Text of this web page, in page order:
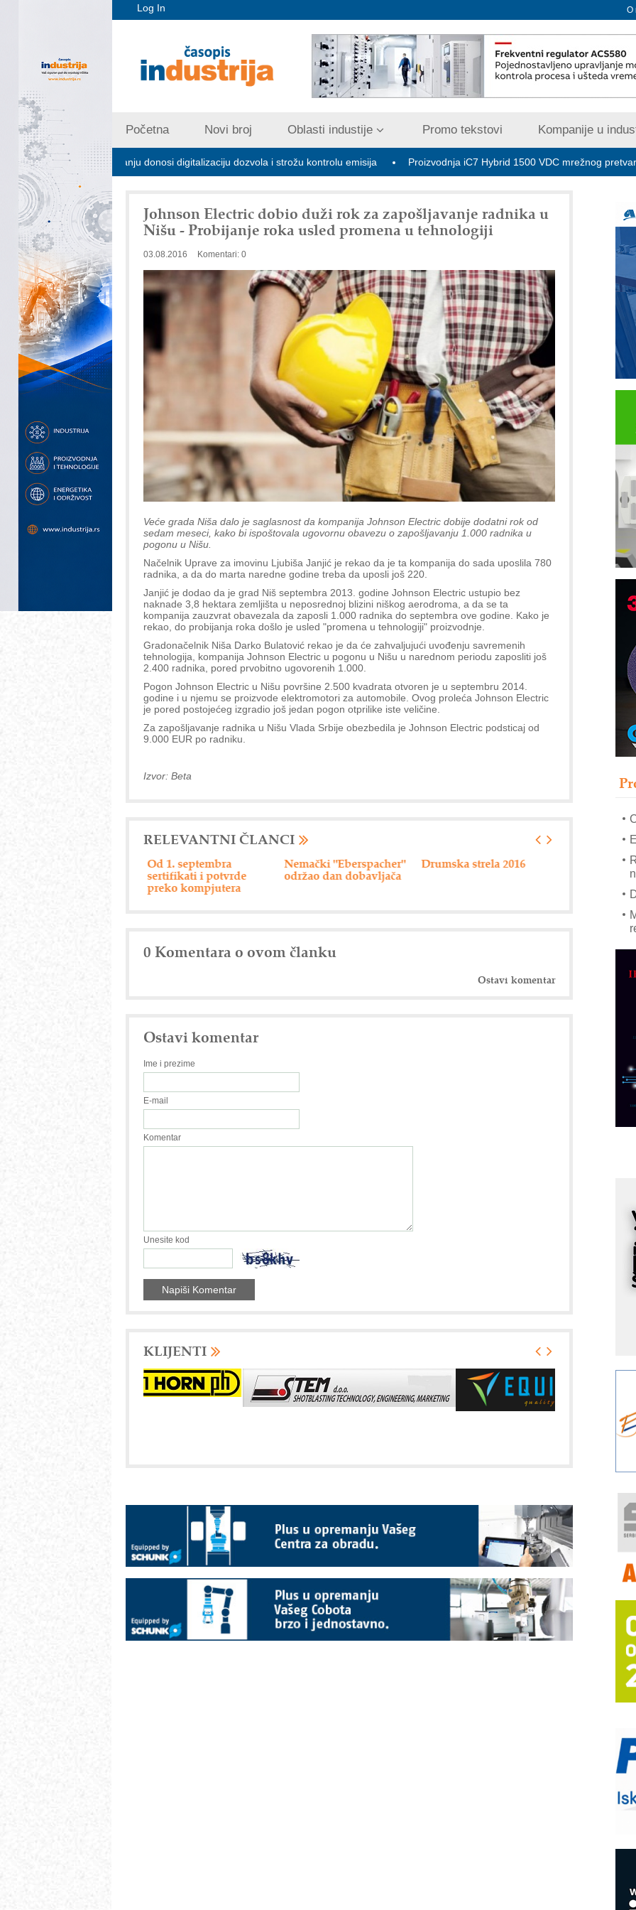
Log In O
Početna Novi broj Oblasti industije Promo tekstovi Kompanije u
zagađivanju donosi digitalizaciju dozvola i strožu kontrolu emisija Proizvodnja iC7 Hybrid 1500 VDC mrežnog pretvarača sa
Johnson Electric dobio duži rok za zapošljavanje radnika u
Nišu - Probijanje roka usled promena u tehnologiji
03.08.2016 Komentari: 0
Veće grada Niša dalo je saglasnost da kompanija Johnson Electric dobije dodatni rok od
sedam meseci, kako bi ispoštovala ugovornu obavezu o zapošljavanju 1.000 radnika u
pogonu u Nišu.
Načelnik Uprave za imovinu Ljubiša Janjić je rekao da je ta kompanija do sada uposlila 780
radnika, a da do marta naredne godine treba da uposli još 220.
Janjić je dodao da je grad Niš septembra 2013. godine Johnson Electric ustupio bez
naknade 3,8 hektara zemljišta u neposrednoj blizini niškog aerodroma, a da se ta
kompanija zauzvrat obavezala da zaposli 1.000 radnika do septembra ove godine. Kako je
rekao, do probijanja roka došlo je usled "promena u tehnologiji" proizvodnje.
Gradonačelnik Niša Darko Bulatović rekao je da će zahvaljujući uvođenju savremenih
tehnologija, kompanija Johnson Electric u pogonu u Nišu u narednom periodu zaposliti još
2.400 radnika, pored prvobitno ugovorenih 1.000.
Pogon Johnson Electric u Nišu površine 2.500 kvadrata otvoren je u septembru 2014.
godine i u njemu se proizvode elektromotori za automobile. Ovog proleća Johnson Electric
je pored postojećeg izgradio još jedan pogon otprilike iste veličine.
Za zapošljavanje radnika u Nišu Vlada Srbije obezbedila je Johnson Electric podsticaj od
9.000 EUR po radniku.
Izvor: Beta
RELEVANTNI ČLANCI
Od 1. septembra
sertifikati i potvrde
preko kompjutera
Nemački "Eberspacher"
održao dan dobavljača
Drumska strela 2016 80 miliona dinara za
0 Komentara o ovom članku
Ostavi komentar
Ostavi komentar
Ime i prezime
E-mail
Komentar
Unesite kod
KLIJENTI